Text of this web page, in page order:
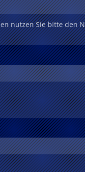
nutzen Sie bitte den